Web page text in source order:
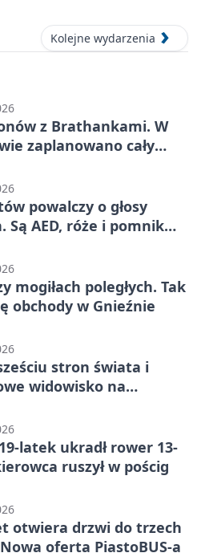
Kolejne wydarzenia
z Brathankami. W
zaplanowano cały
powalczy o głosy
Są AED, róże i pomnik
mogiłach poległych. Tak
obchody w Gnieźnie
stron świata i
widowisko na
latek ukradł rower 13-
ruszył w pościg
otwiera drzwi do trzech
oferta PiastoBUS-a